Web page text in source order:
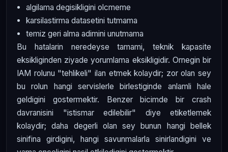
algilama degisikligini olcmeme
karsilastirma datasetini tutmama
temiz geri alma adimini unutmama
Bu hatalarin neredeyse tamami, teknik kapasite
eksikliginden ziyade yorumlama eksikligidir. Ornegin bir
IAM rolunu "tehlikeli" ilan etmek kolaydir; zor olan sey
bu rolun hangi servislerle birlestiginde anlamli hale
geldigini gostermektir. Benzer bicimde bir crash
davranisini "istismar edilebilir" diye etiketlemek
kolaydir; daha degerli olan sey bunun hangi bellek
sinifina girdigini, hangi savunmalarla sinirlandigini ve